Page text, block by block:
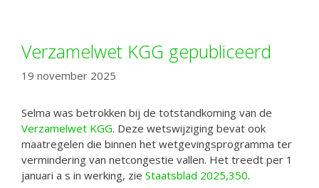
Verzamelwet KGG gepubliceerd
19 november 2025
Selma was betrokken bij de totstandkoming van de
Verzamelwet KGG. Deze wetswijziging bevat ook
maatregelen die binnen het wetgevingsprogramma ter
vermindering van netcongestie vallen. Het treedt per 1
januari a s in werking, zie Staatsblad 2025,350.